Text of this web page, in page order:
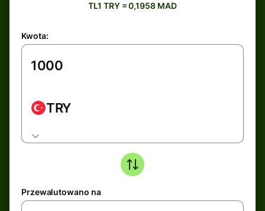
TL1 TRY = 0,1958 MAD
Kwota:
TRY
Przewalutowano na